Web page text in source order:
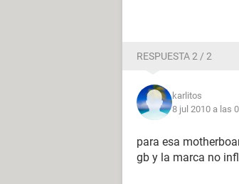
RESPUESTA 2 / 2
karlitos
8 jul 2010 a las
para esa
gb y la marca no